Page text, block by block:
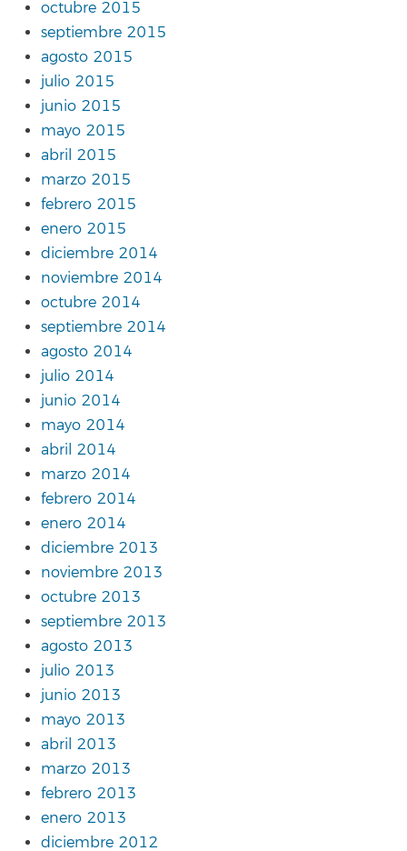
octubre 2015
septiembre 2015
agosto 2015
julio 2015
junio 2015
mayo 2015
abril 2015
marzo 2015
febrero 2015
enero 2015
diciembre 2014
noviembre 2014
octubre 2014
septiembre 2014
agosto 2014
julio 2014
junio 2014
mayo 2014
abril 2014
marzo 2014
febrero 2014
enero 2014
diciembre 2013
noviembre 2013
octubre 2013
septiembre 2013
agosto 2013
julio 2013
junio 2013
mayo 2013
abril 2013
marzo 2013
febrero 2013
enero 2013
diciembre 2012